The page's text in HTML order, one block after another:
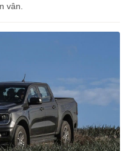
vân.